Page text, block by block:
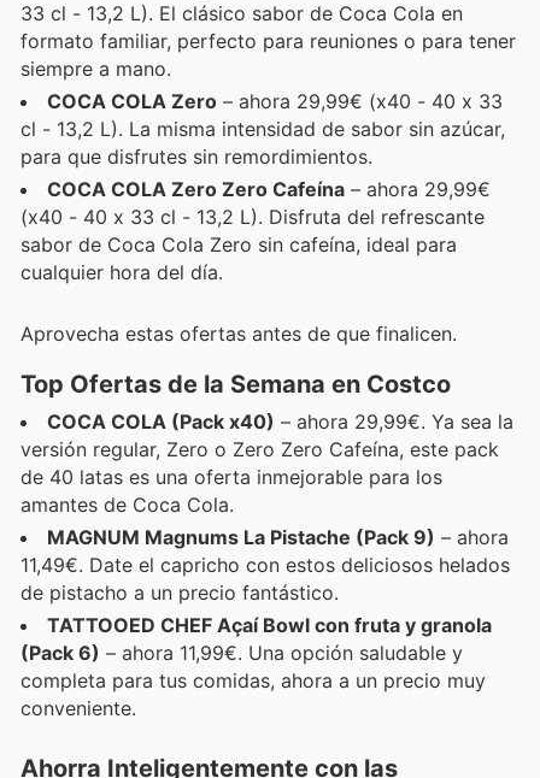
33 cl - 13,2 L). El clásico sabor de Coca Cola en
formato familiar, perfecto para reuniones o para tener
siempre a mano.
COCA COLA Zero – ahora 29,99€ (x40 - 40 x 33
cl - 13,2 L). La misma intensidad de sabor sin azúcar,
para que disfrutes sin remordimientos.
COCA COLA Zero Zero Cafeína – ahora 29,99€
(x40 - 40 x 33 cl - 13,2 L). Disfruta del refrescante
sabor de Coca Cola Zero sin cafeína, ideal para
cualquier hora del día.
Aprovecha estas ofertas antes de que finalicen.
Top Ofertas de la Semana en Costco
COCA COLA (Pack x40) – ahora 29,99€. Ya sea la
versión regular, Zero o Zero Zero Cafeína, este pack
de 40 latas es una oferta inmejorable para los
amantes de Coca Cola.
MAGNUM Magnums La Pistache (Pack 9) – ahora
11,49€. Date el capricho con estos deliciosos helados
de pistacho a un precio fantástico.
TATTOOED CHEF Açaí Bowl con fruta y granola
(Pack 6) – ahora 11,99€. Una opción saludable y
completa para tus comidas, ahora a un precio muy
conveniente.
Ahorra Inteligentemente con las